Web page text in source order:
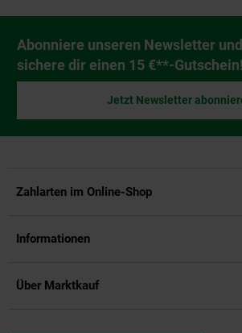
Newsletter Anmeldung
Abonniere unseren Newsletter und
sichere dir einen 15 €**-Gutschein!
Jetzt Newsletter
Zahlarten im Online-Shop
Informationen
Über Marktkauf